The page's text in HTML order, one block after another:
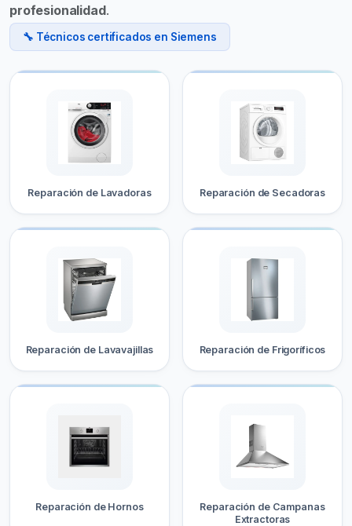
profesionalidad.
🔧 Técnicos certificados en Siemens
Reparación de Lavadoras Reparación de Secadoras
Reparación de Lavavajillas Reparación de Frigoríficos
Reparación de Hornos
Reparación de Campanas
Extractoras